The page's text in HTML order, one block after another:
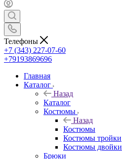
Телефоны
+7 (343) 227-07-60
+79193869696
Главная
Каталог
Назад
Каталог
Костюмы
Назад
Костюмы
Костюмы тройки
Костюмы двойки
Брюки